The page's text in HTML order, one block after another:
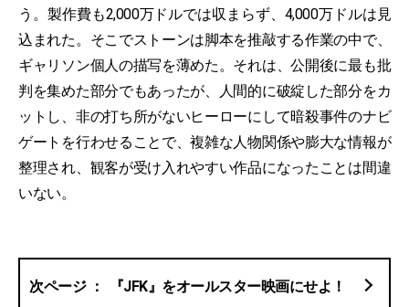
う。製作費も2,000万ドルでは収まらず、4,000万ドルは見
込まれた。そこでストーンは脚本を推敲する作業の中で、
ギャリソン個人の描写を薄めた。それは、公開後に最も批
判を集めた部分でもあったが、人間的に破綻した部分をカ
ットし、非の打ち所がないヒーローにして暗殺事件のナビ
ゲートを行わせることで、複雑な人物関係や膨大な情報が
整理され、観客が受け入れやすい作品になったことは間違
いない。
『JFK』をオールスター映画にせよ！